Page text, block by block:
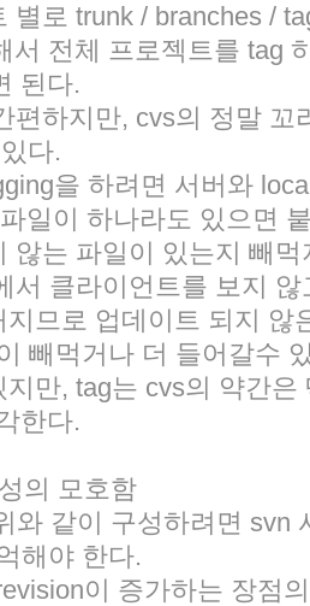
별로 trunk / branches /
서 전체 프로젝트를 tag
된다.
편하지만, cvs의 정말 꼬
다.
을 하려면 서버와
일이 하나라도 있으면
않는 파일이 있는지 빼
서 클라이언트를 보지 않
므로 업데이트 되지 않
빼먹거나 더 들어갈수
만, tag는 cvs의 약간은
한다.
의 모호함
와 같이 구성하려면 svn
해야 한다.
이 증가하는 장점